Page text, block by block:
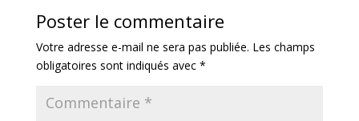
Poster le commentaire
Votre adresse e-mail ne sera pas publiée. Les champs
obligatoires sont indiqués avec *